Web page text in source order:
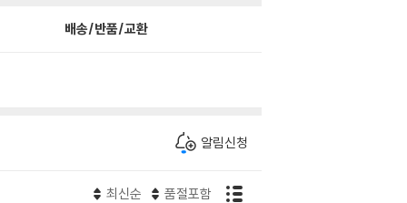
배송/반품/교환
알림신청
최신순 품절포함